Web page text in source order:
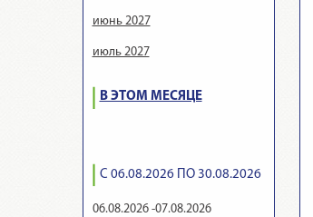
июнь 2027
июль 2027
В ЭТОМ МЕСЯЦЕ
С 06.08.2026 ПО 30.08.2026
06.08.2026 -07.08.2026